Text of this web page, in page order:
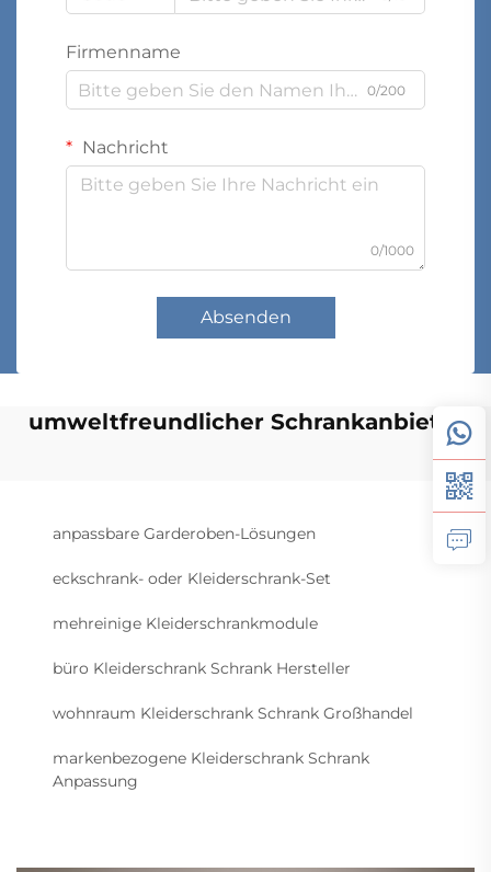
Firmenname
0/200
Nachricht
0/1000
Absenden
umweltfreundlicher Schrankanbieter
anpassbare Garderoben-Lösungen
eckschrank- oder Kleiderschrank-Set
mehreinige Kleiderschrankmodule
büro Kleiderschrank Schrank Hersteller
wohnraum Kleiderschrank Schrank Großhandel
markenbezogene Kleiderschrank Schrank
Anpassung